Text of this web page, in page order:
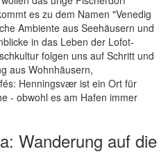
es zu dem Namen "Venedig
Ambiente aus Seehäusern und
in das Leben der Lofot-
folgen uns auf Schritt und
aus Wohnhäusern,
Henningsvær ist ein Ort für
- obwohl es am Hafen immer
Wanderung auf die